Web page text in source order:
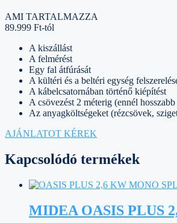
AMI TARTALMAZZA
89.999 Ft-tól
A kiszállást
A felmérést
Egy fal átfúrását
A kültéri és a beltéri egység
A kábelcsatornában történő kiépítést
A csövezést 2 méterig (ennél
Az anyagköltségeket (rézcsövek,
AJÁNLATOT KÉREK
Kapcsolódó termékek
MIDEA OASIS PLUS